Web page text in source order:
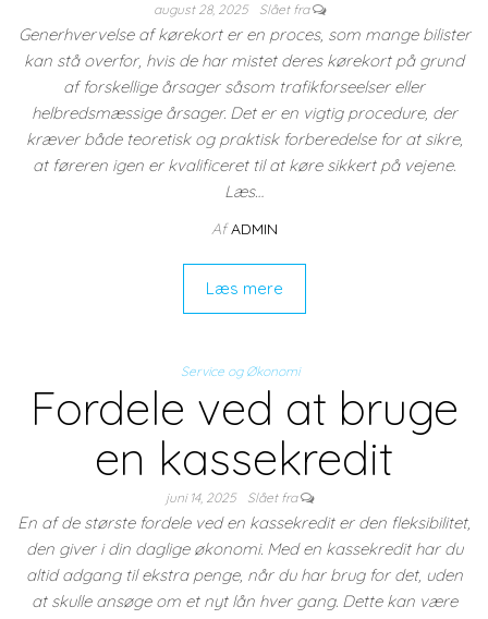
august 28, 2025 Slået fra
Generhvervelse af kørekort er en proces, som mange bilister
kan stå overfor, hvis de har mistet deres kørekort på grund
af forskellige årsager såsom trafikforseelser eller
helbredsmæssige årsager. Det er en vigtig procedure, der
kræver både teoretisk og praktisk forberedelse for at sikre,
at føreren igen er kvalificeret til at køre sikkert på vejene.
Læs…
Af ADMIN
Læs mere
Service og Økonomi
Fordele ved at bruge
en kassekredit
juni 14, 2025 Slået fra
En af de største fordele ved en kassekredit er den fleksibilitet,
den giver i din daglige økonomi. Med en kassekredit har du
altid adgang til ekstra penge, når du har brug for det, uden
at skulle ansøge om et nyt lån hver gang. Dette kan være